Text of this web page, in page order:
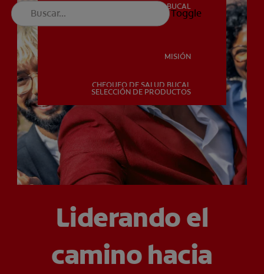
SALUD BUCAL
MISIÓN
CHEQUEO DE SALUD BUCAL
SELECCIÓN DE PRODUCTOS
DÓNDE COMPRAR
SALUD BUCAL
MISIÓN
CHEQUEO DE SALUD BUCAL
SELECCIÓN DE PRODUCTOS
Toggle
Liderando el
camino hacia